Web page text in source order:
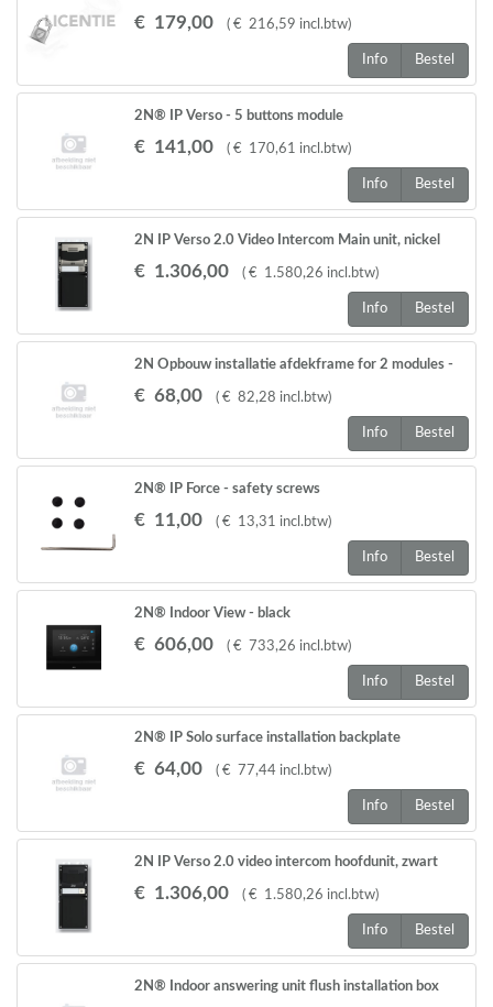
€ 179,00 ( € 216,59 incl.btw)
Info Bestel
2N® IP Verso - 5 buttons module
€ 141,00 ( € 170,61 incl.btw)
Info Bestel
2N IP Verso 2.0 Video Intercom Main unit, nickel
€ 1.306,00 ( € 1.580,26 incl.btw)
Info Bestel
2N Opbouw installatie afdekframe for 2 modules -
€ 68,00 ( € 82,28 incl.btw)
Info Bestel
2N® IP Force - safety screws
€ 11,00 ( € 13,31 incl.btw)
Info Bestel
2N® Indoor View - black
€ 606,00 ( € 733,26 incl.btw)
Info Bestel
2N® IP Solo surface installation backplate
€ 64,00 ( € 77,44 incl.btw)
Info Bestel
2N IP Verso 2.0 video intercom hoofdunit, zwart
€ 1.306,00 ( € 1.580,26 incl.btw)
Info Bestel
2N® Indoor answering unit flush installation box